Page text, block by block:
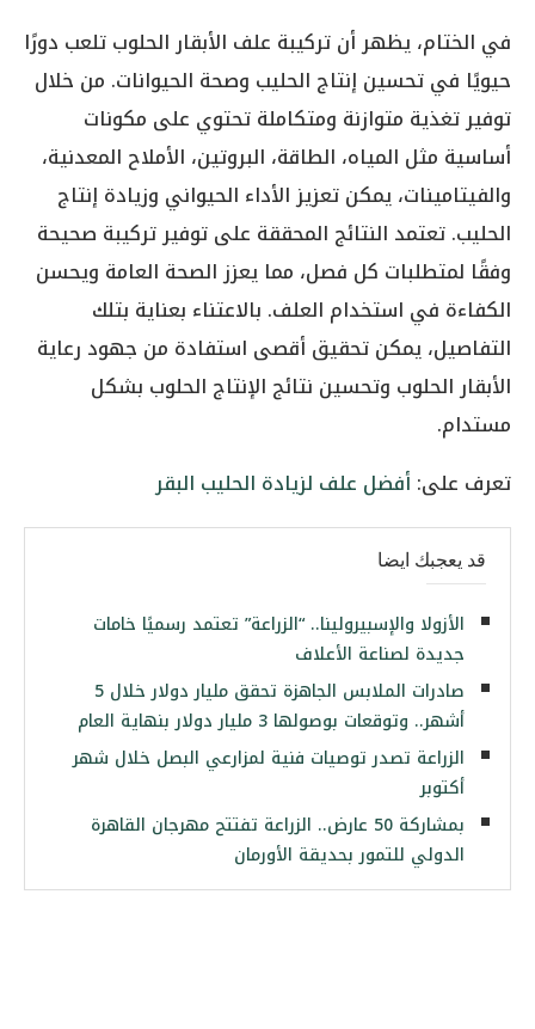
في الختام، يظهر أن تركيبة علف الأبقار الحلوب تلعب دورًا
حيويًا في تحسين إنتاج الحليب وصحة الحيوانات. من خلال
توفير تغذية متوازنة ومتكاملة تحتوي على مكونات
أساسية مثل المياه، الطاقة، البروتين، الأملاح المعدنية،
والفيتامينات، يمكن تعزيز الأداء الحيواني وزيادة إنتاج
الحليب. تعتمد النتائج المحققة على توفير تركيبة صحيحة
وفقًا لمتطلبات كل فصل، مما يعزز الصحة العامة ويحسن
الكفاءة في استخدام العلف. بالاعتناء بعناية بتلك
التفاصيل، يمكن تحقيق أقصى استفادة من جهود رعاية
الأبقار الحلوب وتحسين نتائج الإنتاج الحلوب بشكل
مستدام.
تعرف على: أفضل علف لزيادة الحليب البقر
قد يعجبك ايضا
الأزولا والإسبيرولينا.. “الزراعة” تعتمد رسميًا خامات
جديدة لصناعة الأعلاف
صادرات الملابس الجاهزة تحقق مليار دولار خلال 5
أشهر.. وتوقعات بوصولها 3 مليار دولار بنهاية العام
الزراعة تصدر توصيات فنية لمزارعي البصل خلال شهر
أكتوبر
بمشاركة 50 عارض.. الزراعة تفتتح مهرجان القاهرة
الدولي للتمور بحديقة الأورمان